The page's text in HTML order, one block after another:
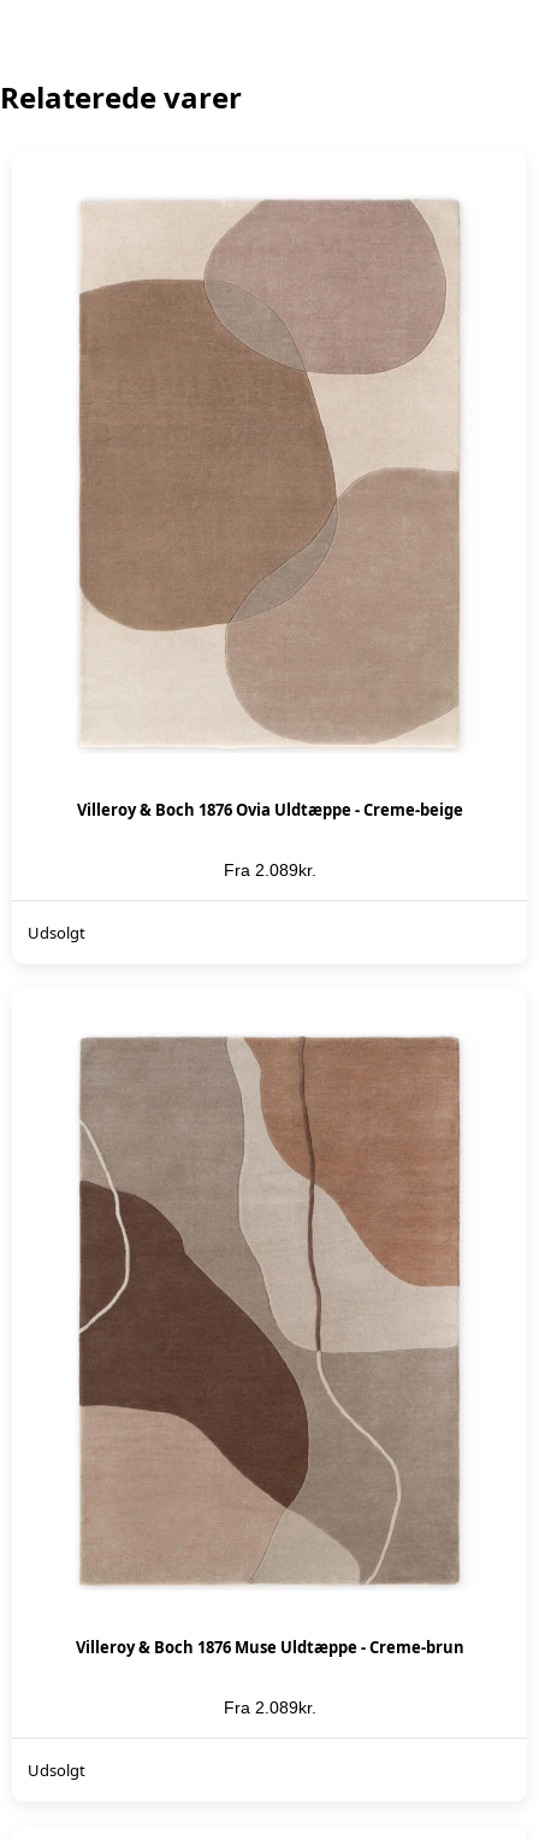
Relaterede varer
Villeroy & Boch 1876 Ovia Uldtæppe - Creme-beige
Fra 2.089kr.
Udsolgt
Villeroy & Boch 1876 Muse Uldtæppe - Creme-brun
Fra 2.089kr.
Udsolgt